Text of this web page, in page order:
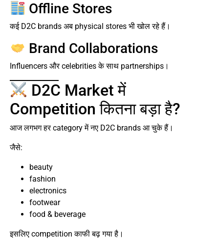
Offline Stores
कई D2C brands अब physical stores भी खोल रहे हैं।
Brand Collaborations
Influencers और celebrities के साथ partnerships।
D2C Market में
Competition कितना बड़ा है?
आज लगभग हर category में नए D2C brands आ चुके हैं।
जैसे:
beauty
fashion
electronics
footwear
food & beverage
इसलिए competition काफी बढ़ गया है।